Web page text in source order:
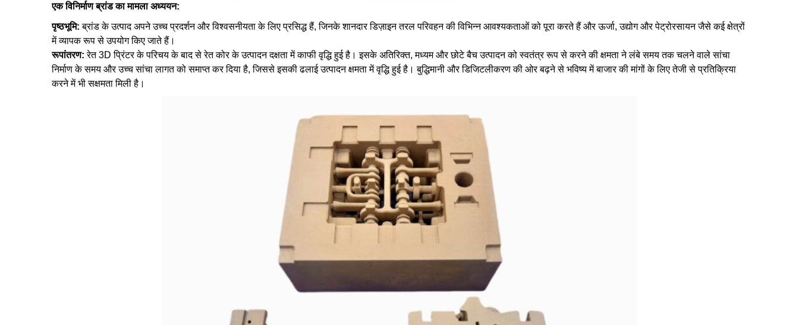
एक विनिर्माण ब्रांड का मामला अध्ययन:
पृष्ठभूमि:ब्रांड के उत्पाद अपने उच्च प्रदर्शन और विश्वसनीयता के लिए प्रसिद्ध हैं, जिनके शानदार डिज़ाइन तरल परिवहन की विभिन्न आवश्यकताओं को पूरा करते हैं और ऊर्जा, उद्योग और पेट्रोरसायन जैसे कई क्षेत्रों
में व्यापक रूप से उपयोग किए जाते हैं।
रूपांतरण:रेत 3D प्रिंटर के परिचय के बाद से रेत कोर के उत्पादन दक्षता में काफी वृद्धि हुई है। इसके अतिरिक्त, मध्यम और छोटे बैच उत्पादन को स्वतंत्र रूप से करने की क्षमता ने लंबे समय तक चलने वाले सांचा
निर्माण के समय और उच्च सांचा लागत को समाप्त कर दिया है, जिससे इसकी ढलाई उत्पादन क्षमता में वृद्धि हुई है। बुद्धिमानी और डिजिटलीकरण की ओर बढ़ने से भविष्य में बाजार की मांगों के लिए तेजी से प्रतिक्रिया
करने में भी सक्षमता मिली है।